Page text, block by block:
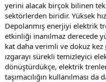
yerini alacak birçok bilinen
sektörlerden biridir. Yüksek
Depolanmış enerjiyi elektrik
etkinliği inanılmaz derecede
kat daha verimli ve dokuz kez
ızgarayı sürekli temizleyici
dönüştürdükçe, elektrik
taşımacılığın kullanılması